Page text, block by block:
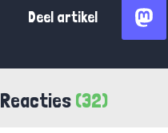
Deel artikel
Reacties (32)